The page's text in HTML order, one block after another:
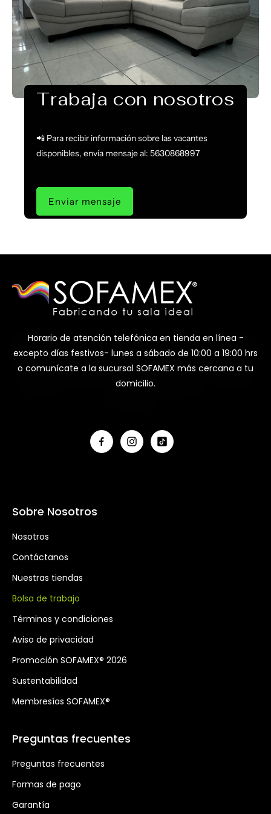
Trabaja con nosotros
📲 Para recibir información sobre las vacantes
disponibles, envía mensaje al: 5630868997
Enviar mensaje
Horario de atención telefónica en tienda en línea -
excepto días festivos- lunes a sábado de 10:00 a 19:00 hrs
o comunícate a la sucursal SOFAMEX más cercana a tu
domicilio.
Sobre Nosotros
Nosotros
Contáctanos
Nuestras tiendas
Bolsa de trabajo
Términos y condiciones
Aviso de privacidad
Promoción SOFAMEX®️ 2026
Sustentabilidad
Membresías SOFAMEX®️
Preguntas frecuentes
Preguntas frecuentes
Formas de pago
Garantía